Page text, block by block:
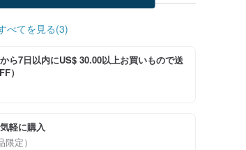
べてを見る(3)
ら7日以内にUS$ 30.00以上お買いもので送
）
軽に購入
定）